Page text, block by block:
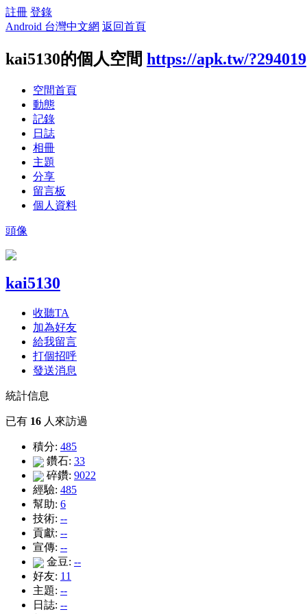
註冊 登錄
Android 台灣中文網 返回首頁
kai5130的個人空間 https://apk.tw/?294019
空間首頁
動態
記錄
日誌
相冊
主題
分享
留言板
個人資料
頭像
kai5130
收聽TA
加為好友
給我留言
打個招呼
發送消息
統計信息
已有 16 人來訪過
積分: 485
鑽石: 33
碎鑽: 9022
經驗: 485
幫助: 6
技術: --
貢獻: --
宣傳: --
金豆: --
好友: 11
主題: --
日誌: --